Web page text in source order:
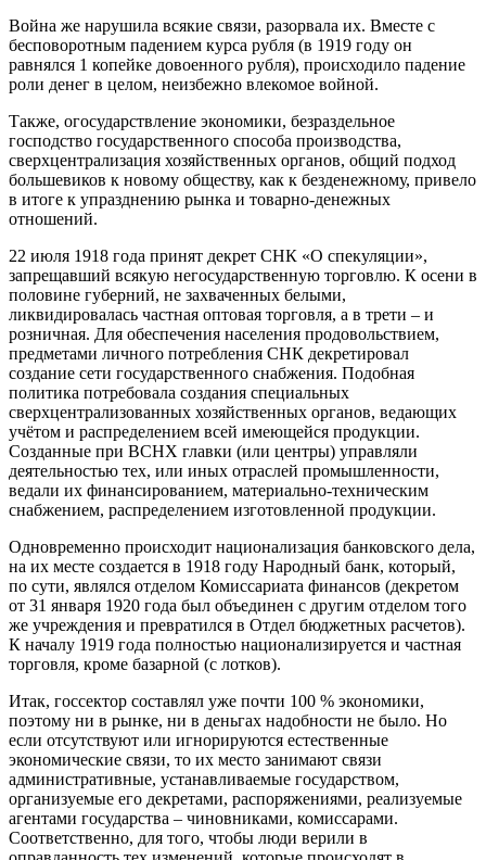
Война же нарушила всякие связи, разорвала их. Вместе с
бесповоротным падением курса рубля (в 1919 году он
равнялся 1 копейке довоенного рубля), происходило падение
роли денег в целом, неизбежно влекомое войной.
Также, огосударствление экономики, безраздельное
господство государственного способа производства,
сверхцентрализация хозяйственных органов, общий подход
большевиков к новому обществу, как к безденежному, привело
в итоге к упразднению рынка и товарно-денежных
отношений.
22 июля 1918 года принят декрет СНК «О спекуляции»,
запрещавший всякую негосударственную торговлю. К осени в
половине губерний, не захваченных белыми,
ликвидировалась частная оптовая торговля, а в трети – и
розничная. Для обеспечения населения продовольствием,
предметами личного потребления СНК декретировал
создание сети государственного снабжения. Подобная
политика потребовала создания специальных
сверхцентрализованных хозяйственных органов, ведающих
учётом и распределением всей имеющейся продукции.
Созданные при ВСНХ главки (или центры) управляли
деятельностью тех, или иных отраслей промышленности,
ведали их финансированием, материально-техническим
снабжением, распределением изготовленной продукции.
Одновременно происходит национализация банковского дела,
на их месте создается в 1918 году Народный банк, который,
по сути, являлся отделом Комиссариата финансов (декретом
от 31 января 1920 года был объединен с другим отделом того
же учреждения и превратился в Отдел бюджетных расчетов).
К началу 1919 года полностью национализируется и частная
торговля, кроме базарной (с лотков).
Итак, госсектор составлял уже почти 100 % экономики,
поэтому ни в рынке, ни в деньгах надобности не было. Но
если отсутствуют или игнорируются естественные
экономические связи, то их место занимают связи
административные, устанавливаемые государством,
организуемые его декретами, распоряжениями, реализуемые
агентами государства – чиновниками, комиссарами.
Соответственно, для того, чтобы люди верили в